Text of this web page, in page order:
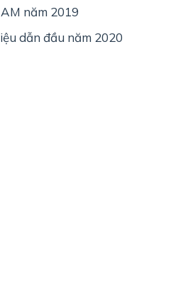
năm 2019
dẫn đầu năm 2020